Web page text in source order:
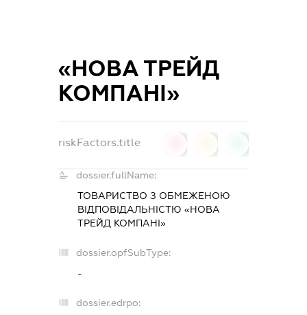
«НОВА ТРЕЙД
КОМПАНІ»
riskFactors.title
dossier.fullName:
ТОВАРИСТВО З ОБМЕЖЕНОЮ
ВІДПОВІДАЛЬНІСТЮ «НОВА
ТРЕЙД КОМПАНІ»
dossier.opfSubType:
-
dossier.edrpo: